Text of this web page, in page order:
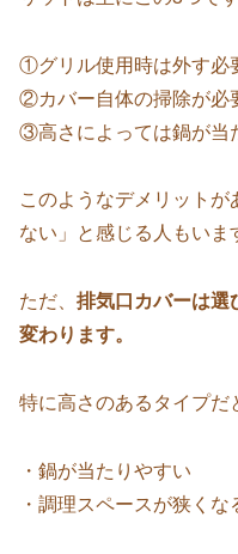
①グリル使用時は外す必
②カバー自体の掃除が必
③高さによっては鍋が当
このようなデメリット
ない」と感じる人もいま
ただ、 排気口カバーは選
変わります。
特に高さのあるタイプだ
・鍋が当たりやすい
・調理スペースが狭くな